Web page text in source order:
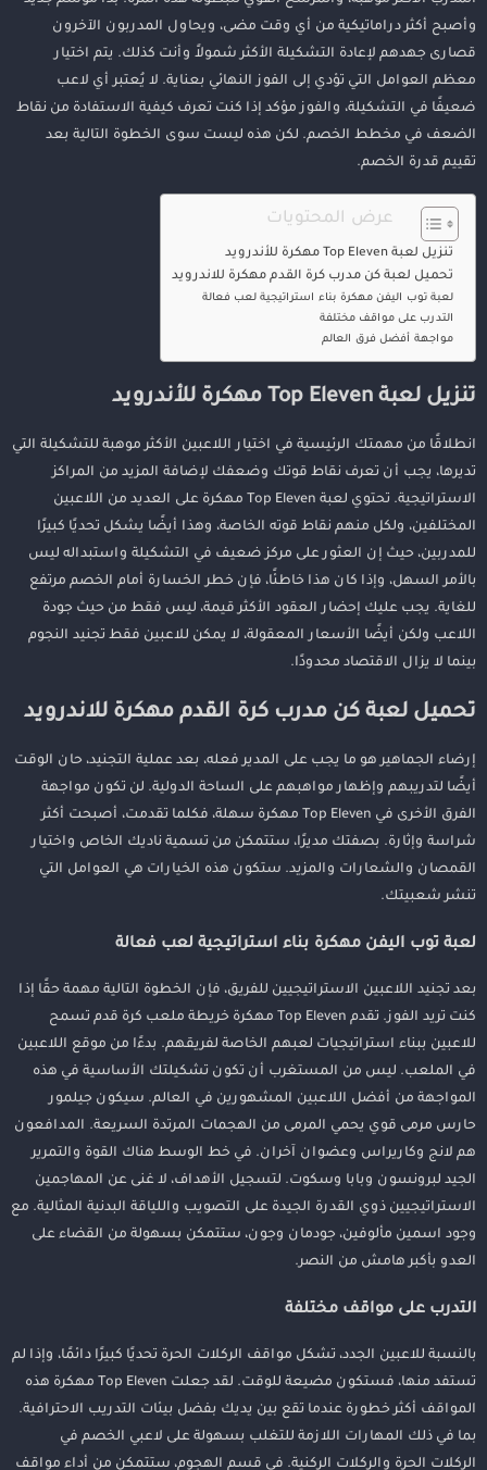
وأصبح أكثر دراماتيكية من أي وقت مضى، ويحاول المدربون الآخرون
قصارى جهدهم لإعادة التشكيلة الأكثر شمولاً وأنت كذلك. يتم اختيار
معظم العوامل التي تؤدي إلى الفوز النهائي بعناية. لا يُعتبر أي لاعب
ضعيفًا في التشكيلة، والفوز مؤكد إذا كنت تعرف كيفية الاستفادة من نقاط
الضعف في مخطط الخصم. لكن هذه ليست سوى الخطوة التالية بعد
تقييم قدرة الخصم.
عرض المحتويات
تنزيل لعبة Top Eleven مهكرة للأندرويد
تحميل لعبة كن مدرب كرة القدم مهكرة للاندرويد
لعبة توب اليفن مهكرة بناء استراتيجية لعب فعالة
التدرب على مواقف مختلفة
مواجهة أفضل فرق العالم
تنزيل لعبة Top Eleven مهكرة للأندرويد
انطلاقًا من مهمتك الرئيسية في اختيار اللاعبين الأكثر موهبة للتشكيلة التي
تديرها، يجب أن تعرف نقاط قوتك وضعفك لإضافة المزيد من المراكز
الاستراتيجية. تحتوي لعبة Top Eleven مهكرة على العديد من اللاعبين
المختلفين، ولكل منهم نقاط قوته الخاصة، وهذا أيضًا يشكل تحديًا كبيرًا
للمدربين، حيث إن العثور على مركز ضعيف في التشكيلة واستبداله ليس
بالأمر السهل، وإذا كان هذا خاطئًا، فإن خطر الخسارة أمام الخصم مرتفع
للغاية. يجب عليك إحضار العقود الأكثر قيمة، ليس فقط من حيث جودة
اللاعب ولكن أيضًا الأسعار المعقولة، لا يمكن للاعبين فقط تجنيد النجوم
بينما لا يزال الاقتصاد محدودًا.
تحميل لعبة كن مدرب كرة القدم مهكرة للاندرويد
إرضاء الجماهير هو ما يجب على المدير فعله، بعد عملية التجنيد، حان الوقت
أيضًا لتدريبهم وإظهار مواهبهم على الساحة الدولية. لن تكون مواجهة
الفرق الأخرى في Top Eleven مهكرة سهلة، فكلما تقدمت، أصبحت أكثر
شراسة وإثارة. بصفتك مديرًا، ستتمكن من تسمية ناديك الخاص واختيار
القمصان والشعارات والمزيد. ستكون هذه الخيارات هي العوامل التي
تنشر شعبيتك.
لعبة توب اليفن مهكرة بناء استراتيجية لعب فعالة
بعد تجنيد اللاعبين الاستراتيجيين للفريق، فإن الخطوة التالية مهمة حقًا إذا
كنت تريد الفوز. تقدم Top Eleven مهكرة خريطة ملعب كرة قدم تسمح
للاعبين ببناء استراتيجيات لعبهم الخاصة لفريقهم. بدءًا من موقع اللاعبين
في الملعب. ليس من المستغرب أن تكون تشكيلتك الأساسية في هذه
المواجهة من أفضل اللاعبين المشهورين في العالم. سيكون جيلمور
حارس مرمى قوي يحمي المرمى من الهجمات المرتدة السريعة. المدافعون
هم لانج وكاريراس وعضوان آخران. في خط الوسط هناك القوة والتمرير
الجيد لبرونسون وبابا وسكوت. لتسجيل الأهداف، لا غنى عن المهاجمين
الاستراتيجيين ذوي القدرة الجيدة على التصويب واللياقة البدنية المثالية. مع
وجود اسمين مألوفين، جودمان وجون، ستتمكن بسهولة من القضاء على
العدو بأكبر هامش من النصر.
التدرب على مواقف مختلفة
بالنسبة للاعبين الجدد، تشكل مواقف الركلات الحرة تحديًا كبيرًا دائمًا، وإذا لم
تستفد منها، فستكون مضيعة للوقت. لقد جعلت Top Eleven مهكرة هذه
المواقف أكثر خطورة عندما تقع بين يديك بفضل بيئات التدريب الاحترافية.
بما في ذلك المهارات اللازمة للتغلب بسهولة على لاعبي الخصم في
الركلات الحرة والركلات الركنية. في قسم الهجوم، ستتمكن من أداء مواقف